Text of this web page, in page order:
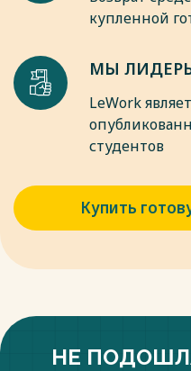
купленной
МЫ
LeWork
студентов
Купить
НЕ